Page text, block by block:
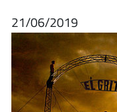
21/06/2019